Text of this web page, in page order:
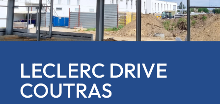
LECLERC DRIVE
COUTRAS